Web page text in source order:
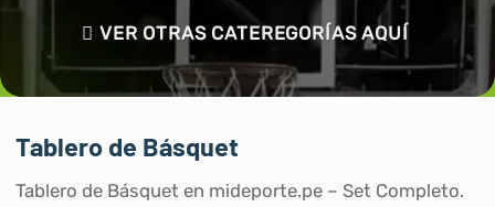
VER OTRAS CATEREGORÍAS AQUÍ
Tablero de Básquet
Tablero de Básquet en mideporte.pe – Set Completo.